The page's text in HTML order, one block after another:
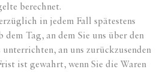
berechnet.
in jedem Fall spätestens
dem Tag, an dem Sie uns über den
an uns zurückzusenden
ist gewahrt, wenn Sie die Waren